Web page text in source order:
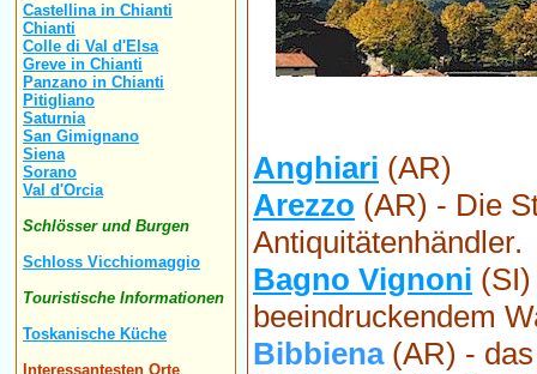
Castellina in Chianti
Chianti
Colle di Val d'Elsa
Greve in Chianti
Panzano in Chianti
Pitigliano
Saturnia
San Gimignano
Siena
Sorano
Val d'Orcia
Schlösser und Burgen
Schloss Vicchiomaggio
Touristische Informationen
Toskanische Küche
Interessantesten Orte
Anghiari (AR)
Arezzo (AR) - Die
Antiquitätenhändler.
Bagno Vignoni
beeindruckendem
Bibbiena(AR) - das